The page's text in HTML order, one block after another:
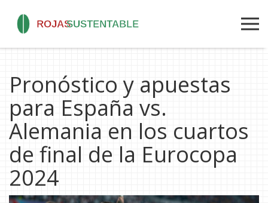
Pronóstico y apuestas
para España vs.
Alemania en los cuartos
de final de la Eurocopa
2024